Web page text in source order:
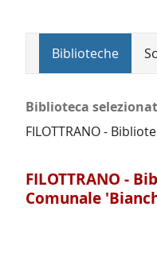
Biblioteche
Biblioteca
FILOTTRANO -
FILOTTRANO -
Comunale